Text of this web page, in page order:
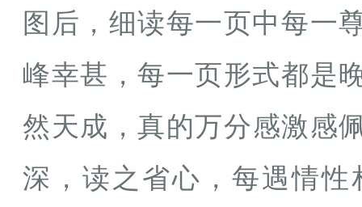
图后，细读每一页中每一
峰幸甚，每一页形式都是
然天成，真的万分感激
深，读之省心，每遇情